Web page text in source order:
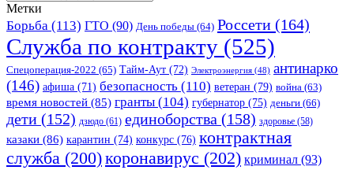
Метки
Борьба (113) ГТО (90) День победы (64) Россети (164)
Служба по контракту (525)
Спецоперация-2022 (65) Тайм-Аут (72) Электроэнергия (48) антинарко
(146) афиша (71) безопасность (110) ветеран (79) война (63)
время новостей (85) гранты (104) губернатор (75) деньги (66)
дети (152) дзюдо (61) единоборства (158) здоровье (58)
казаки (86) карантин (74) конкурс (76) контрактная
служба (200)коронавирус (202) криминал (93)